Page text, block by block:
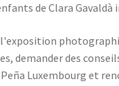
de Clara
demander des
Luxembourg et